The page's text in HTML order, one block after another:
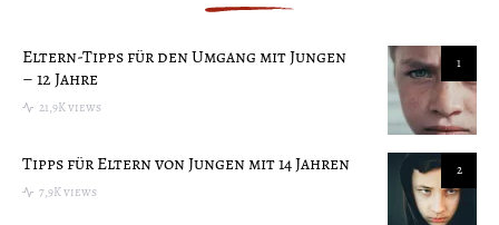
1
Eltern-Tipps für den Umgang mit Jungen
– 12 Jahre
21,9K views
2
Tipps für Eltern von Jungen mit 14 Jahren
7,9K views